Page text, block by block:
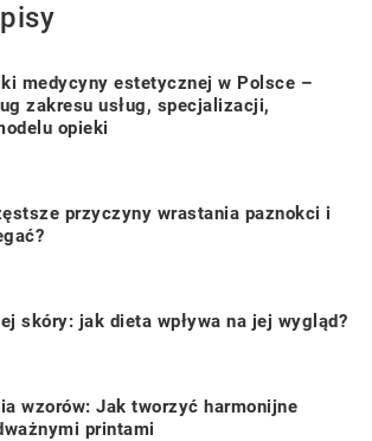
medycyny estetycznej w Polsce –
zakresu usług, specjalizacji,
opieki
przyczyny wrastania paznokci i
skóry: jak dieta wpływa na jej wygląd?
wzorów: Jak tworzyć harmonijne
printami